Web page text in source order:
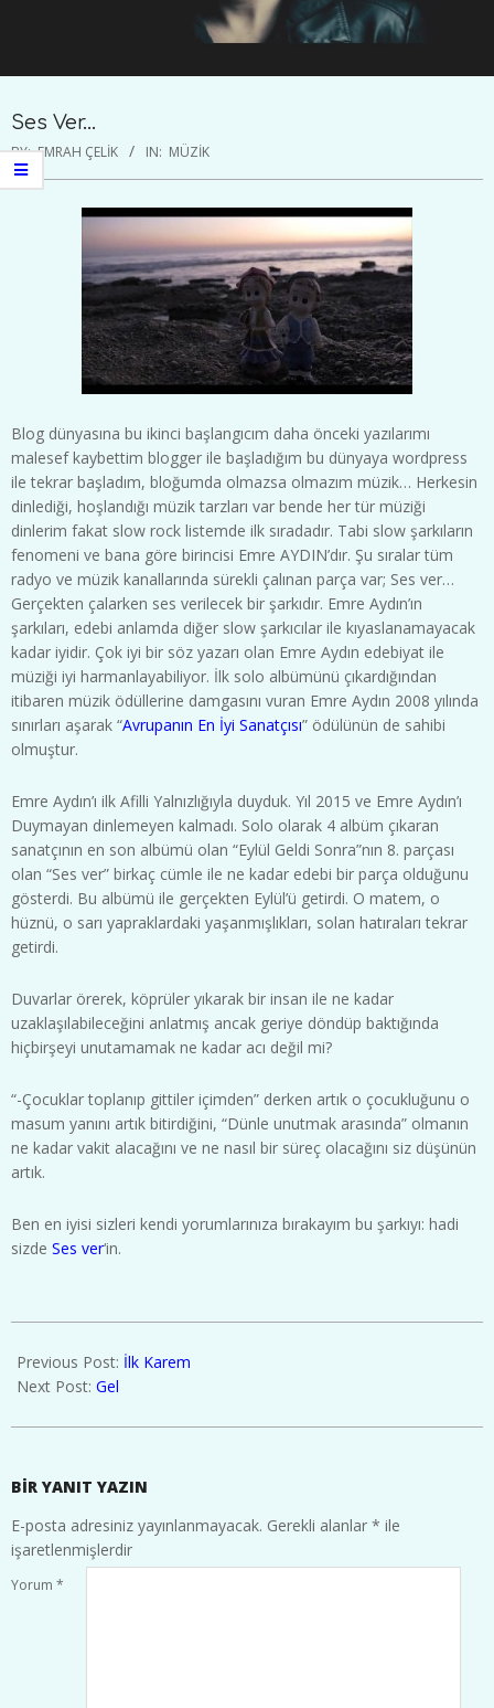
Ses Ver…
BY: EMRAH ÇELIK IN: MÜZIK
Blog dünyasına bu ikinci başlangıcım daha önceki yazılarımı
malesef kaybettim blogger ile başladığım bu dünyaya wordpress
ile tekrar başladım, bloğumda olmazsa olmazım müzik… Herkesin
dinlediği, hoşlandığı müzik tarzları var bende her tür müziği
dinlerim fakat slow rock listemde ilk sıradadır. Tabi slow şarkıların
fenomeni ve bana göre birincisi Emre AYDIN’dır. Şu sıralar tüm
radyo ve müzik kanallarında sürekli çalınan parça var; Ses ver…
Gerçekten çalarken ses verilecek bir şarkıdır. Emre Aydın’ın
şarkıları, edebi anlamda diğer slow şarkıcılar ile kıyaslanamayacak
kadar iyidir. Çok iyi bir söz yazarı olan Emre Aydın edebiyat ile
müziği iyi harmanlayabiliyor. İlk solo albümünü çıkardığından
itibaren müzik ödüllerine damgasını vuran Emre Aydın 2008 yılında
sınırları aşarak “Avrupanın En İyi Sanatçısı” ödülünün de sahibi
olmuştur.
Emre Aydın’ı ilk Afilli Yalnızlığıyla duyduk. Yıl 2015 ve Emre Aydın’ı
Duymayan dinlemeyen kalmadı. Solo olarak 4 albüm çıkaran
sanatçının en son albümü olan “Eylül Geldi Sonra”nın 8. parçası
olan “Ses ver” birkaç cümle ile ne kadar edebi bir parça olduğunu
gösterdi. Bu albümü ile gerçekten Eylül’ü getirdi. O matem, o
hüznü, o sarı yapraklardaki yaşanmışlıkları, solan hatıraları tekrar
getirdi.
Duvarlar örerek, köprüler yıkarak bir insan ile ne kadar
uzaklaşılabileceğini anlatmış ancak geriye döndüp baktığında
hiçbirşeyi unutamamak ne kadar acı değil mi?
“-Çocuklar toplanıp gittiler içimden” derken artık o çocukluğunu o
masum yanını artık bitirdiğini, “Dünle unutmak arasında” olmanın
ne kadar vakit alacağını ve ne nasıl bir süreç olacağını siz düşünün
artık.
Ben en iyisi sizleri kendi yorumlarınıza bırakayım bu şarkıyı: hadi
sizde Ses ver‘in.
08-
02
Previous Post: İlk Karem
Next Post: Gel
BIR YANIT YAZIN
E-posta adresiniz yayınlanmayacak. Gerekli alanlar * ile
işaretlenmişlerdir
Yorum *